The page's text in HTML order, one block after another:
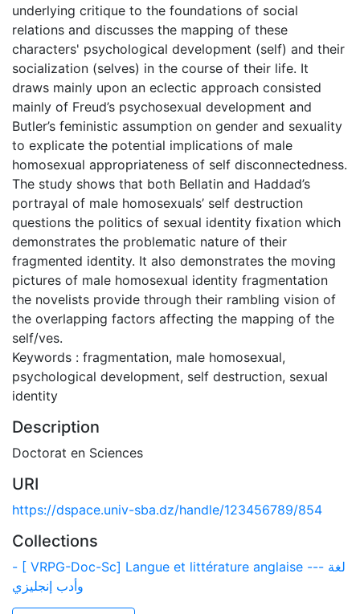
underlying critique to the foundations of social
relations and discusses the mapping of these
characters' psychological development (self) and their
socialization (selves) in the course of their life. It
draws mainly upon an eclectic approach consisted
mainly of Freud’s psychosexual development and
Butler’s feministic assumption on gender and sexuality
to explicate the potential implications of male
homosexual appropriateness of self disconnectedness.
The study shows that both Bellatin and Haddad’s
portrayal of male homosexuals’ self destruction
questions the politics of sexual identity fixation which
demonstrates the problematic nature of their
fragmented identity. It also demonstrates the moving
pictures of male homosexual identity fragmentation
the novelists provide through their rambling vision of
the overlapping factors affecting the mapping of the
self/ves.
Keywords : fragmentation, male homosexual,
psychological development, self destruction, sexual
identity
Description
Doctorat en Sciences
URI
https://dspace.univ-sba.dz/handle/123456789/854
Collections
- [ VRPG-Doc-Sc] Langue et littérature anglaise --- لغة
وأدب إنجليزي